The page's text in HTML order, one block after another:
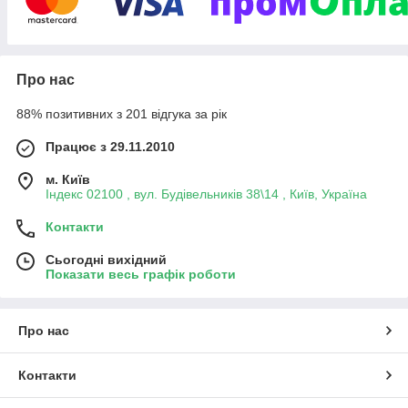
оформити вигідний замовлення!
Про нас
88% позитивних з 201 відгука за рік
Працює з 29.11.2010
м. Київ
Індекс 02100 , вул. Будівельників 38\14 , Київ, Україна
Контакти
Сьогодні вихідний
Показати весь графік роботи
Про нас
Контакти